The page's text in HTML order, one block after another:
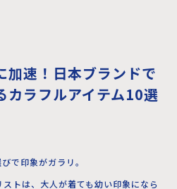
加速！日本ブランドで
カラフルアイテム10選
で印象がガラリ。
トは、大人が着ても幼い印象になら